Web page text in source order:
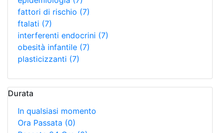
fattori di rischio (7)
ftalati (7)
interferenti endocrini (7)
obesità infantile (7)
plasticizzanti (7)
Durata
In qualsiasi momento
Ora Passata (0)